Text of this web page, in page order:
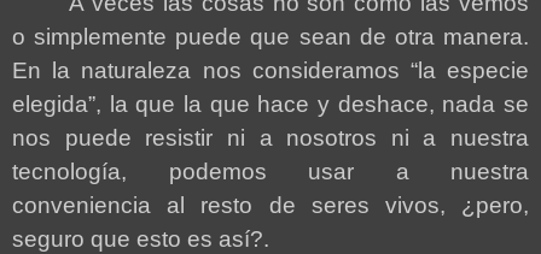
o simplemente puede que sean de otra manera.
En la naturaleza nos consideramos “la especie
elegida”, la que la que hace y deshace, nada se
nos puede resistir ni a nosotros ni a nuestra
tecnología, podemos usar a nuestra
conveniencia al resto de seres vivos, ¿pero,
seguro que esto es así?.